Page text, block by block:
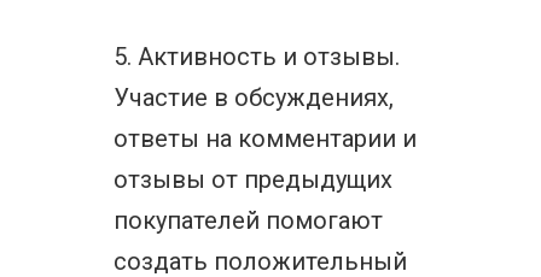
5. Активность и отзывы.
Участие в обсуждениях,
ответы на комментарии и
отзывы от предыдущих
покупателей помогают
создать положительный